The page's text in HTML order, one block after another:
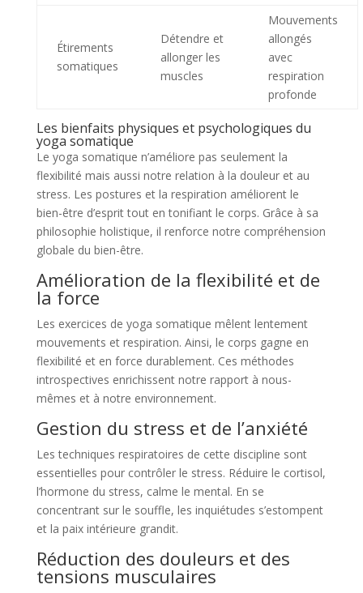
Étirements
somatiques
Détendre et
allonger les
muscles
Mouvements
allongés
avec
respiration
profonde
Les bienfaits physiques et psychologiques du
yoga somatique
Le yoga somatique n’améliore pas seulement la
flexibilité mais aussi notre relation à la douleur et au
stress. Les postures et la respiration améliorent le
bien-être d’esprit tout en tonifiant le corps. Grâce à sa
philosophie holistique, il renforce notre compréhension
globale du bien-être.
Amélioration de la flexibilité et de
la force
Les exercices de yoga somatique mêlent lentement
mouvements et respiration. Ainsi, le corps gagne en
flexibilité et en force durablement. Ces méthodes
introspectives enrichissent notre rapport à nous-
mêmes et à notre environnement.
Gestion du stress et de l’anxiété
Les techniques respiratoires de cette discipline sont
essentielles pour contrôler le stress. Réduire le cortisol,
l’hormone du stress, calme le mental. En se
concentrant sur le souffle, les inquiétudes s’estompent
et la paix intérieure grandit.
Réduction des douleurs et des
tensions musculaires